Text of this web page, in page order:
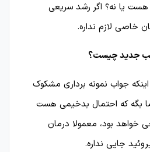
هست یا نه؟ اگر رشد سریعی
خاصی لازم نداره.
طب جدید چیست؟
جواب نمونه برداری مشکوک
ما بگه که احتمال بدخیمی هست
خواهد بود، معمولا درمان
جایی نداره.